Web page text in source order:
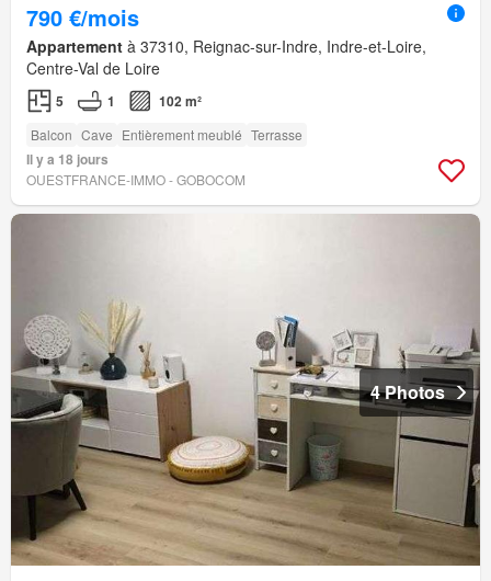
790 €/mois
Appartement à 37310, Reignac-sur-Indre, Indre-et-Loire,
Centre-Val de Loire
5 1 102 m²
Balcon Cave Entièrement meublé Terrasse
Il y a 18 jours
OUESTFRANCE-IMMO - GOBOCOM
4 Photos